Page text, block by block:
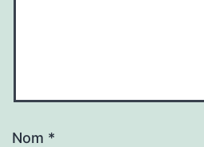
Nom *